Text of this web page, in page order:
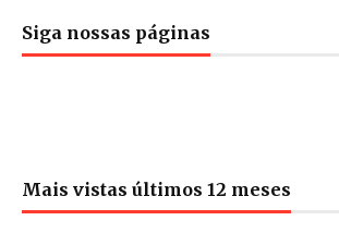
Siga nossas páginas
Mais vistas últimos 12 meses